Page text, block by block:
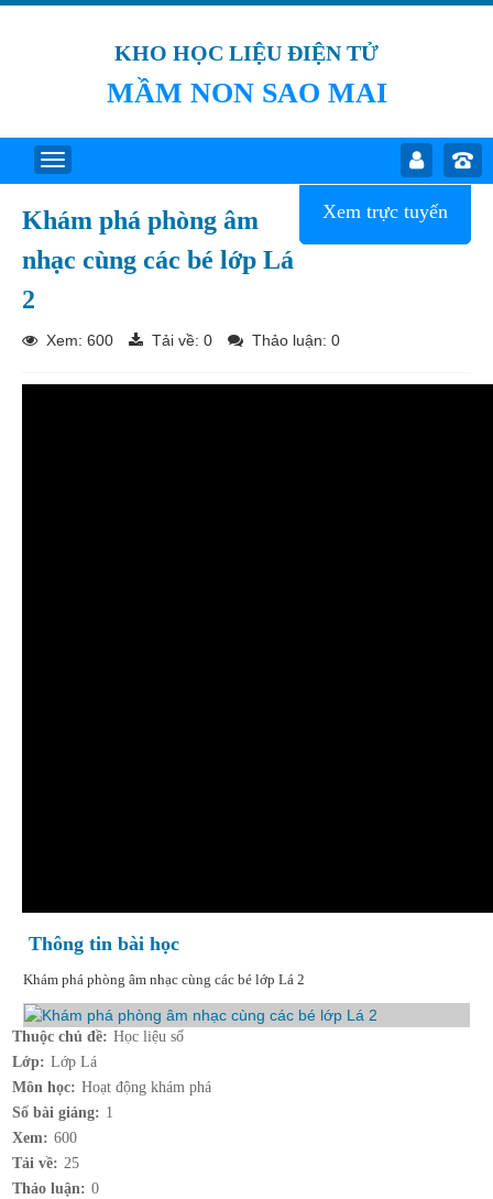
KHO HỌC LIỆU ĐIỆN TỬ
MẦM NON SAO MAI
Xem trực tuyến
Khám phá phòng âm
nhạc cùng các bé lớp Lá
2
Xem: 600 Tải về: 0 Thảo luận: 0
Thông tin bài học
Khám phá phòng âm nhạc cùng các bé lớp Lá 2
Thuộc chủ đề: Học liệu số
Lớp: Lớp Lá
Môn học: Hoạt động khám phá
Số bài giảng: 1
Xem: 600
Tải về: 25
Thảo luận: 0